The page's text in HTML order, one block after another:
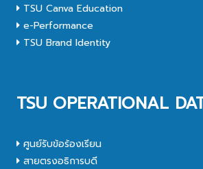
TSU Canva Education
e-Performance
TSU Brand Identity
TSU OPERATIONAL
ศูนย์รับข้อร้องเรียน
สายตรงอธิการบดี